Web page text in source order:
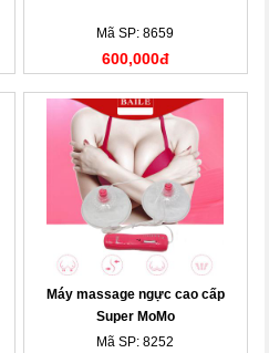
Mã SP: 8659
600,000đ
Máy massage ngực cao cấp
Super MoMo
Mã SP: 8252